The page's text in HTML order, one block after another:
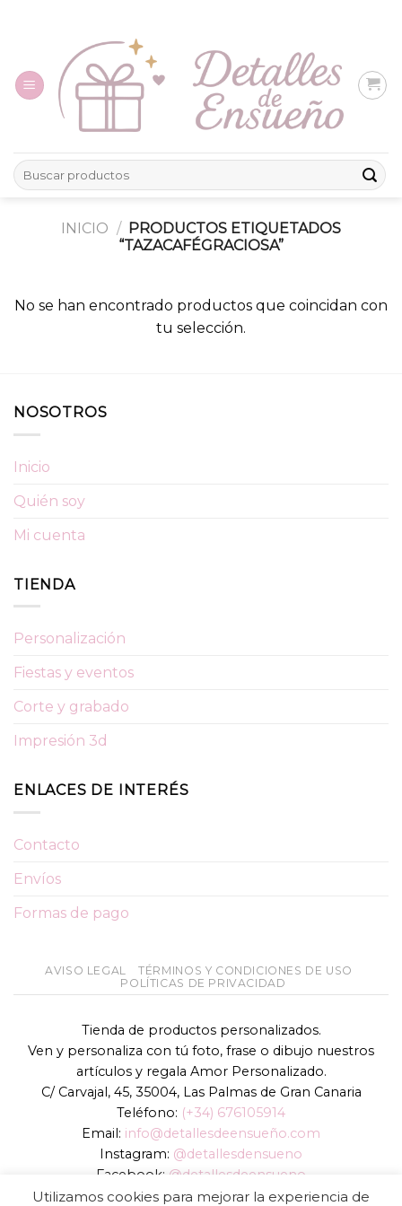
Buscar
por:
INICIO / PRODUCTOS ETIQUETADOS
“TAZACAFÉGRACIOSA”
No se han encontrado productos que coincidan con
tu selección.
NOSOTROS
Inicio
Quién soy
Mi cuenta
TIENDA
Personalización
Fiestas y eventos
Corte y grabado
Impresión 3d
ENLACES DE INTERÉS
Contacto
Envíos
Formas de pago
AVISO LEGAL
TÉRMINOS Y CONDICIONES DE USO
POLÍTICAS DE PRIVACIDAD
Tienda de productos personalizados.
Ven y personaliza con tú foto, frase o dibujo nuestros
artículos y regala Amor Personalizado.
C/ Carvajal, 45, 35004, Las Palmas de Gran Canaria
Teléfono: (+34) 676105914
Email: info@detallesdeensueño.com
Instagram: @detallesdensueno
Facebook: @detallesdeensueno
TikTok: @detallesdensueno
Utilizamos cookies para mejorar la experiencia de